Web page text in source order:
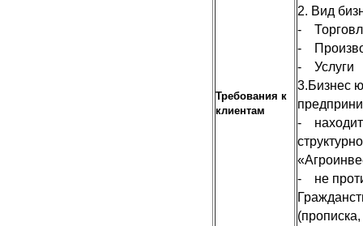
Требования к
клиентам
2. Вид
-
-
- Услуги
3.Бизнес
-
- не